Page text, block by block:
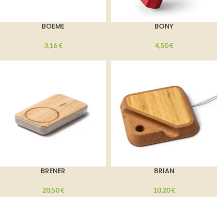
BOEME
3,16€
BONY
4,50€
BRENER
20,50€
BRIAN
10,20€